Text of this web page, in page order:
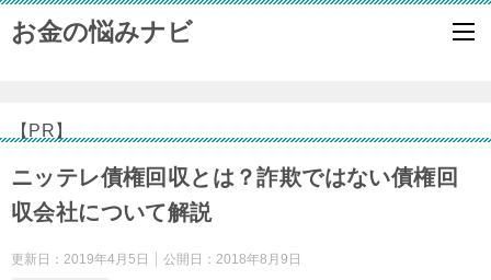
お金の悩みナビ
【PR】
ニッテレ債権回収とは？詐欺ではない債権回
収会社について解説
更新日： 2019年4月5日 公開日： 2018年8月9日